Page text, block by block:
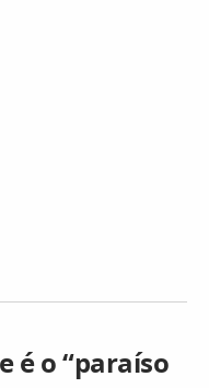
é o “paraíso